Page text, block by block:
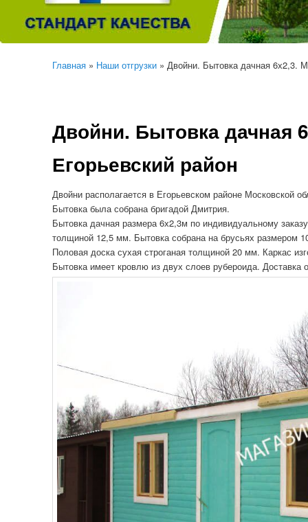
Главная » Наши отгрузки » Двойни. Бытовка дачная 6х2,3.
Двойни. Бытовка дачная
Егорьевский район
Двойни располагается в Егорьевском районе Московской
Бытовка была собрана бригадой Дмитрия.
Бытовка дачная размера 6х2,3м по индивидуальному
толщиной 12,5 мм. Бытовка собрана на брусьях размером
Половая доска сухая строганая толщиной 20 мм. Каркас
Бытовка имеет кровлю из двух слоев рубероида.